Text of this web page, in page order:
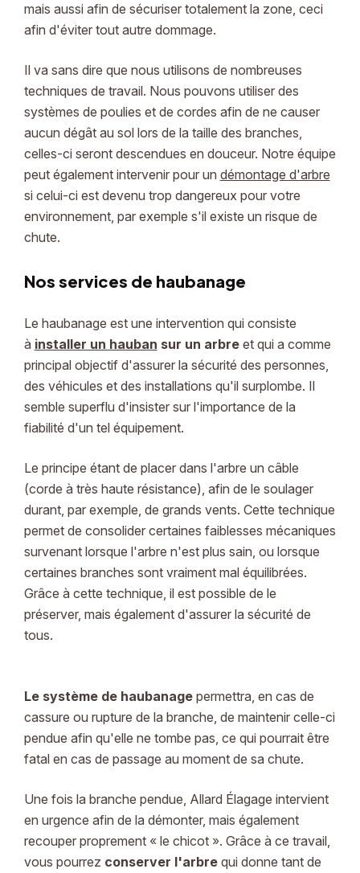
mais aussi afin de sécuriser totalement la zone, ceci
afin d'éviter tout autre dommage.
Il va sans dire que nous utilisons de nombreuses
techniques de travail. Nous pouvons utiliser des
systèmes de poulies et de cordes afin de ne causer
aucun dégât au sol lors de la taille des branches,
celles-ci seront descendues en douceur. Notre équipe
peut également intervenir pour un démontage d'arbre
si celui-ci est devenu trop dangereux pour votre
environnement, par exemple s'il existe un risque de
chute.
Nos services de haubanage
Le haubanage est une intervention qui consiste
à installer un hauban sur un arbreet qui a comme
principal objectif d'assurer la sécurité des personnes,
des véhicules et des installations qu'il surplombe. Il
semble superflu d'insister sur l'importance de la
fiabilité d'un tel équipement.
Le principe étant de placer dans l'arbre un câble
(corde à très haute résistance), afin de le soulager
durant, par exemple, de grands vents. Cette technique
permet de consolider certaines faiblesses mécaniques
survenant lorsque l'arbre n'est plus sain, ou lorsque
certaines branches sont vraiment mal équilibrées.
Grâce à cette technique, il est possible de le
préserver, mais également d'assurer la sécurité de
tous.
Le système de haubanage permettra, en cas de
cassure ou rupture de la branche, de maintenir celle-ci
pendue afin qu'elle ne tombe pas, ce qui pourrait être
fatal en cas de passage au moment de sa chute.
Une fois la branche pendue, Allard Élagage intervient
en urgence afin de la démonter, mais également
recouper proprement « le chicot ». Grâce à ce travail,
vous pourrez conserver l'arbrequi donne tant de